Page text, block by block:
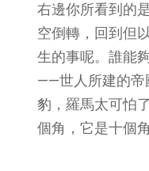
右邊你所看到的
空倒轉，回到但
生的事呢。誰能
——世人所建的帝
豹，羅馬太可怕
個角，它是十個角